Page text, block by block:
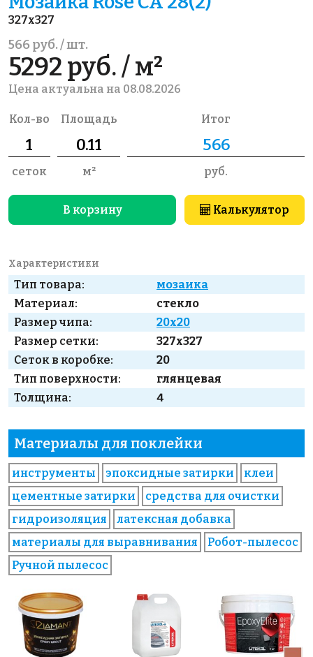
327x327
566 руб. / шт.
5292 руб. / м²
Цена актуальна на 08.08.2026
Кол-во
сеток
Площадь
м²
Итог
руб.
В корзину Калькулятор
Характеристики
Тип товара:
мозаика
Материал:
стекло
Размер чипа:
20x20
Размер сетки:
327x327
Сеток в коробке:
20
Тип поверхности:
глянцевая
Толщина:
4
Материалы для поклейки
инструменты эпоксидные затирки
клеи
цементные затирки
средства для очистки
гидроизоляция
латексная добавка
материалы для выравнивания
Робот-пылесос
Ручной пылесос